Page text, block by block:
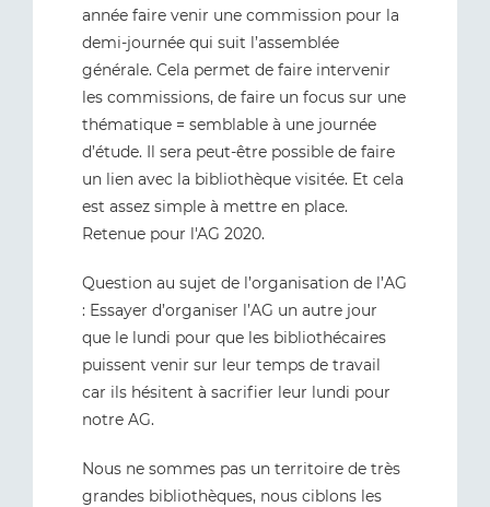
année faire venir une commission pour la
demi-journée qui suit l’assemblée
générale. Cela permet de faire intervenir
les commissions, de faire un focus sur une
thématique = semblable à une journée
d’étude. Il sera peut-être possible de faire
un lien avec la bibliothèque visitée. Et cela
est assez simple à mettre en place.
Retenue pour l'AG 2020.
Question au sujet de l’organisation de l’AG
: Essayer d’organiser l’AG un autre jour
que le lundi pour que les bibliothécaires
puissent venir sur leur temps de travail
car ils hésitent à sacrifier leur lundi pour
notre AG.
Nous ne sommes pas un territoire de très
grandes bibliothèques, nous ciblons les